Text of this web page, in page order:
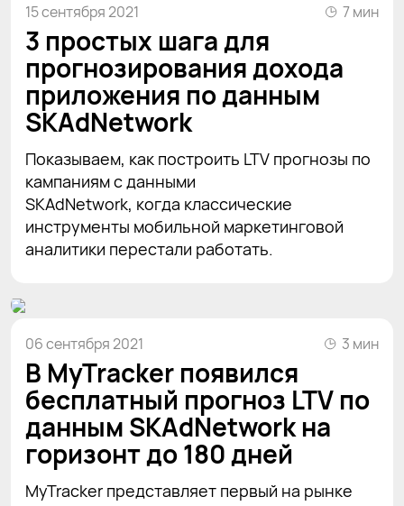
15 сентября 2021 7 мин
3 простых шага для
прогнозирования дохода
приложения по данным
SKAdNetwork
Показываем, как построить LTV прогнозы по
кампаниям с данными
SKAdNetwork, когда классические
инструменты мобильной маркетинговой
аналитики перестали работать.
06 сентября 2021 3 мин
В MyTracker появился
бесплатный прогноз LTV по
данным SKAdNetwork на
горизонт до 180 дней
MyTracker представляет первый на рынке